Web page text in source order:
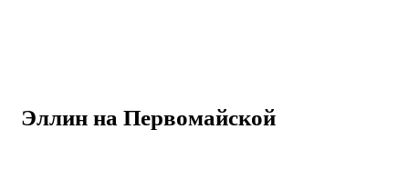
Эллин на Первомайской